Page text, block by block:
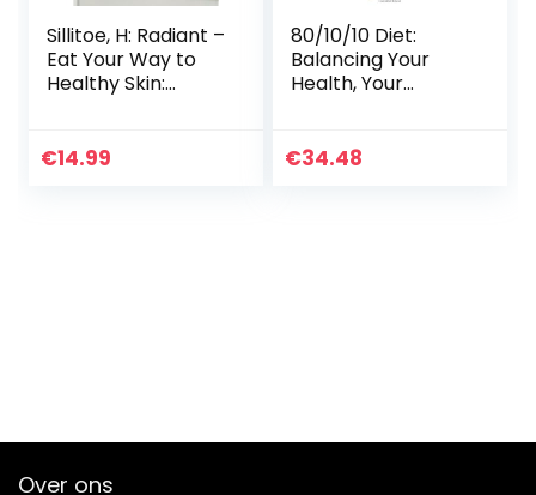
Sillitoe, H: Radiant –
Eat Your Way to
Healthy Skin:
within
€14.99
80/10/10 Diet:
Balancing Your
Health, Your
Bite at a Time
€34.48
Over ons